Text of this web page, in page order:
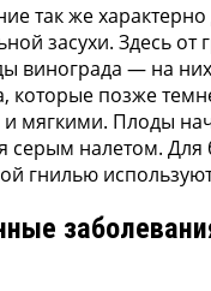
так же характерно
засухи. Здесь от
винограда — на
которые позже
мягкими. Плоды
серым налетом. Для
гнилью